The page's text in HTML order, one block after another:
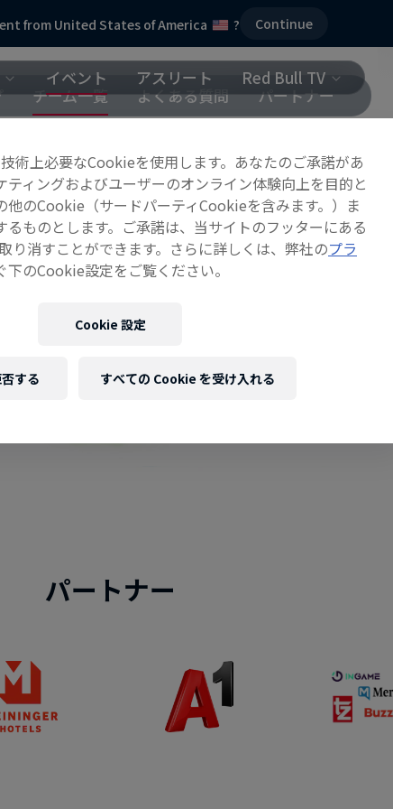
from United States of America ? Continue
イベント アスリート
Red Bull TV
チーム一覧 よくある質問 パートナー
パートナー
術上必要なCookieを使用します。あなたのご承諾があ
ティングおよびユーザーのオンライン体験向上を目的と
他のCookie（サードパーティCookieを含みます。）ま
るものとします。ご承諾は、当サイトのフッターにある
り消すことができます。さらに詳しくは、弊社のプラ
下のCookie設定をご覧ください。
Cookie 設定
する すべての Cookie を受け入れる